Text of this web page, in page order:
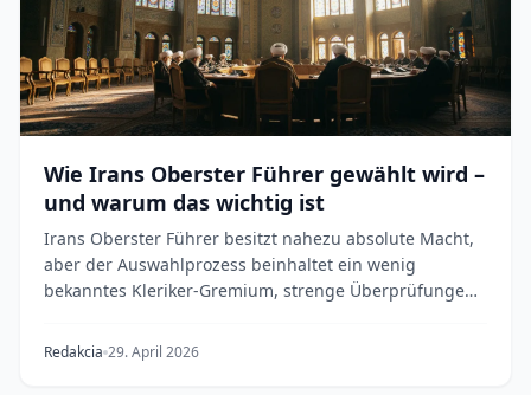
Wie Irans Oberster Führer gewählt wird –
und warum das wichtig ist
Irans Oberster Führer besitzt nahezu absolute Macht,
aber der Auswahlprozess beinhaltet ein wenig
bekanntes Kleriker-Gremium, strenge Überprüfungen
Redakcia 29. April 2026